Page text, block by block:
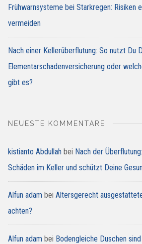
Frühwarnsysteme bei Starkregen: Risiken
vermeiden
Nach einer Kellerüberflutung: So nutzt Du
Elementarschadenversicherung oder
gibt es?
NEUESTE KOMMENTARE
kistianto Abdullah bei Nach der
Schäden im Keller und schützt Deine
Alfun adam bei Altersgerecht
achten?
Alfun adam bei Bodengleiche Duschen